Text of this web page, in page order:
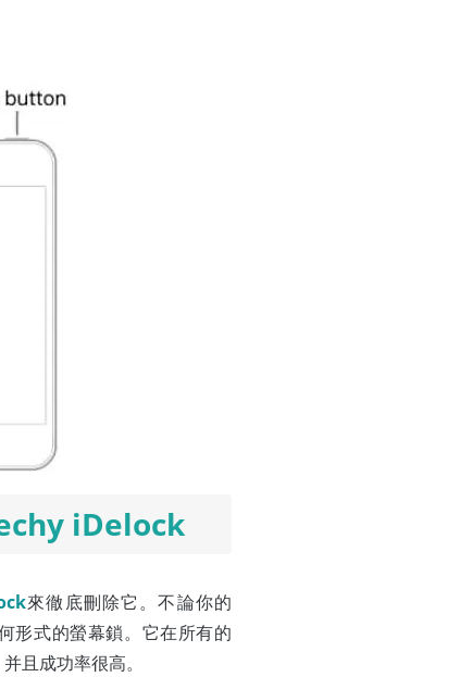
iDelock
來徹底刪除它。不論你的
形式的螢幕鎖。它在所有的
且成功率很高。